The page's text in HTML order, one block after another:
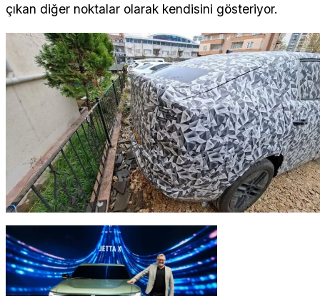
çıkan diğer noktalar olarak kendisini gösteriyor.